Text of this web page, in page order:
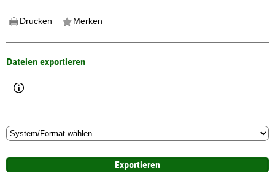
Drucken Merken
Dateien exportieren